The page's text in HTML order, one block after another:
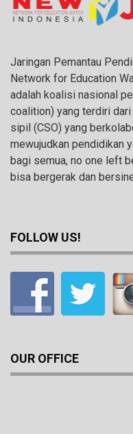
Jaringan Pemantau
Network for Education
adalah koalisi nasional
coalition) yang terdiri
sipil (CSO) yang
mewujudkan pendidikan
bagi semua, no one left
bisa bergerak dan
FOLLOW US!
OUR OFFICE